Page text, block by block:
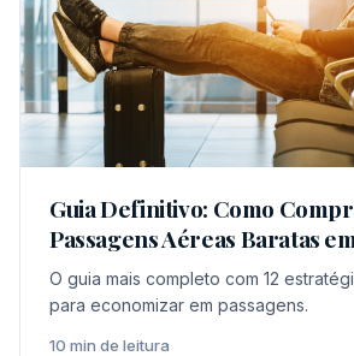
Guia Definitivo: Como
Passagens Aéreas Baratas
O guia mais completo com 12
para economizar em passagens.
10 min de leitura